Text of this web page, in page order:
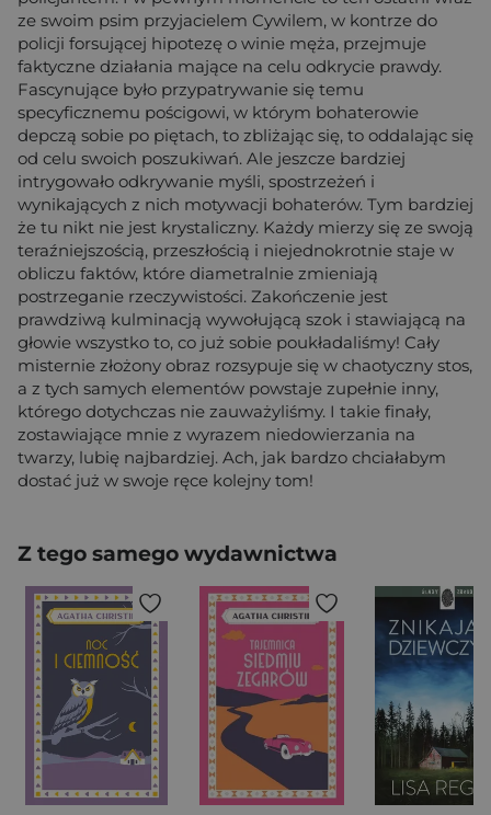
ze swoim psim przyjacielem Cywilem, w kontrze do
policji forsującej hipotezę o winie męża, przejmuje
faktyczne działania mające na celu odkrycie prawdy.
Fascynujące było przypatrywanie się temu
specyficznemu pościgowi, w którym bohaterowie
depczą sobie po piętach, to zbliżając się, to oddalając się
od celu swoich poszukiwań. Ale jeszcze bardziej
intrygowało odkrywanie myśli, spostrzeżeń i
wynikających z nich motywacji bohaterów. Tym bardziej
że tu nikt nie jest krystaliczny. Każdy mierzy się ze swoją
teraźniejszością, przeszłością i niejednokrotnie staje w
obliczu faktów, które diametralnie zmieniają
postrzeganie rzeczywistości. Zakończenie jest
prawdziwą kulminacją wywołującą szok i stawiającą na
głowie wszystko to, co już sobie poukładaliśmy! Cały
misternie złożony obraz rozsypuje się w chaotyczny stos,
a z tych samych elementów powstaje zupełnie inny,
którego dotychczas nie zauważyliśmy. I takie finały,
zostawiające mnie z wyrazem niedowierzania na
twarzy, lubię najbardziej. Ach, jak bardzo chciałabym
dostać już w swoje ręce kolejny tom!
Z tego samego wydawnictwa